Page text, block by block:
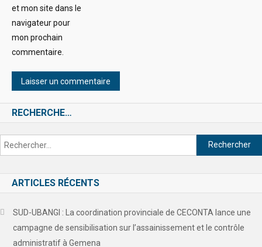
et mon site dans le
navigateur pour
mon prochain
commentaire.
RECHERCHE…
ARTICLES RÉCENTS
SUD-UBANGI : La coordination provinciale de CECONTA lance une
campagne de sensibilisation sur l’assainissement et le contrôle
administratif à Gemena